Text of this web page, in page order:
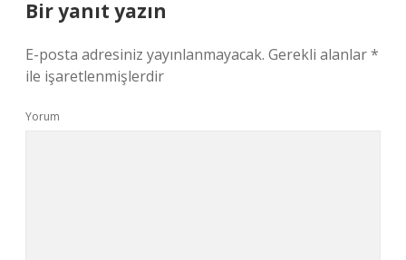
Bir yanıt yazın
E-posta adresiniz yayınlanmayacak. Gerekli alanlar*
ile işaretlenmişlerdir
Yorum